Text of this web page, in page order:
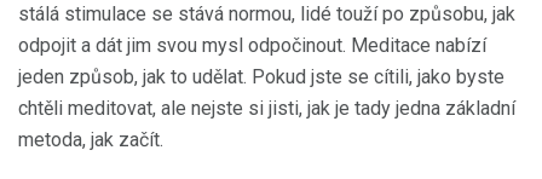
stálá stimulace se stává normou, lidé touží po způsobu, jak
odpojit a dát jim svou mysl odpočinout. Meditace nabízí
jeden způsob, jak to udělat. Pokud jste se cítili, jako byste
chtěli meditovat, ale nejste si jisti, jak je tady jedna základní
metoda, jak začít.